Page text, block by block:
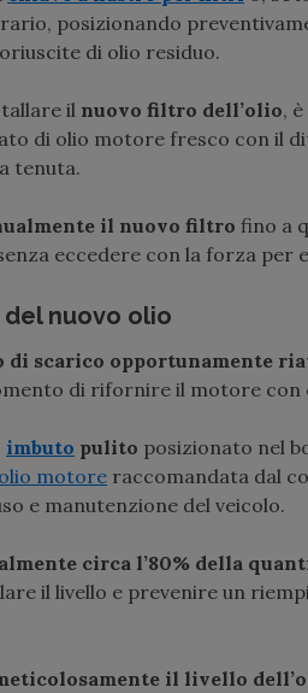
posizionando
di olio residuo.
il nuovo filtro dell’olio,
di olio motore fresco con il
tenuta.
il nuovo filtro fino a
eccedere con la forza per
nuovo olio
di scarico opportunamente
di rifornire il motore con
imbuto pulito posizionato nel
olio motore raccomandata dal
e manutenzione del veicolo.
circa l’80% della
il livello e prevenire un
il livello